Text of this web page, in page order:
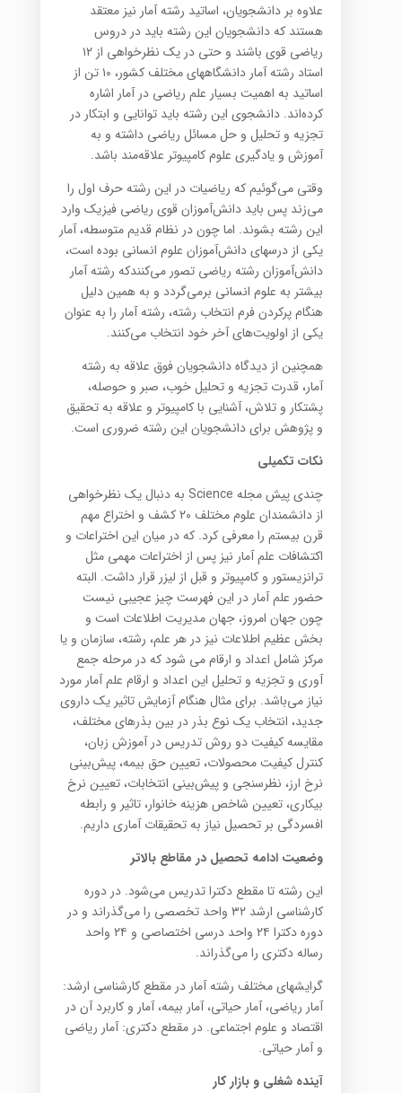
علاوه بر دانشجویان، اساتید رشته آمار نیز معتقد
هستند که دانشجویان این رشته باید در دروس
ریاضی قوی باشند و حتی در یک نظرخواهی از ۱۲
استاد رشته آمار دانشگاههای مختلف کشور، ۱۰ تن از
اساتید به اهمیت بسیار علم ریاضی در آمار اشاره
کرده‌اند. دانشجوی این رشته باید توانایی و ابتکار در
تجزیه و تحلیل و حل مسائل ریاضی داشته و به
آموزش و یادگیری علوم کامپیوتر علاقه‌مند باشد.
وقتی می‌گوئیم که ریاضیات در این رشته حرف اول را
می‌زند پس باید دانش‌آموزان قوی ریاضی فیزیک وارد
این رشته بشوند. اما چون در نظام قدیم متوسطه، آمار
یکی از درسهای دانش‌آموزان علوم انسانی بوده است،
دانش‌آموزان رشته ریاضی تصور می‌کنندکه رشته آمار
بیشتر به علوم انسانی برمی‌گردد و به همین دلیل
هنگام پرکردن فرم انتخاب رشته، رشته آمار را به عنوان
یکی از اولویت‌های آخر خود انتخاب می‌کنند.
همچنین از دیدگاه دانشجویان فوق علاقه‌ به رشته
آمار، قدرت تجزیه و تحلیل خوب، صبر و حوصله،
پشتکار و تلاش،‌ آشنایی با کامپیوتر و علاقه به تحقیق
و پژوهش برای دانشجویان این رشته ضروری است.
نکات تکمیلی
چندی پیش مجله Science به دنبال یک نظرخواهی
از دانشمندان علوم مختلف ۲۰ کشف و اختراع مهم
قرن بیستم را معرفی کرد. که در میان این اختراعات و
اکتشافات علم آمار نیز پس از اختراعات مهمی مثل
ترانزیستور و کامپیوتر و قبل از لیزر قرار داشت. البته
حضور علم آمار در این فهرست چیز عجیبی نیست
چون جهان امروز، جهان مدیریت اطلاعات است و
بخش عظیم اطلاعات نیز در هر علم، رشته‌، سازمان و یا
مرکز شامل اعداد و ارقام می شود که در مرحله جمع
آوری و تجزیه و تحلیل این اعداد و ارقام علم آمار مورد
نیاز می‌باشد. برای مثال هنگام آزمایش تاثیر یک داروی
جدید، انتخاب یک نوع بذر در بین بذرهای مختلف،
مقایسه کیفیت دو روش تدریس در آموزش زبان،
کنترل کیفیت محصولات، تعیین حق بیمه، پیش‌بینی
نرخ ارز، نظرسنجی و پیش‌بینی انتخابات، تعیین نرخ
بیکاری، تعیین شاخص هزینه خانوار، تاثیر و رابطه
افسردگی بر تحصیل نیاز به تحقیقات آماری داریم.
وضعیت ادامه تحصیل در مقاطع بالاتر
این رشته تا مقطع دکترا تدریس می‌شود. در دوره
کارشناسی ارشد ۳۲ واحد تخصصی را می‌گذراند و در
دوره دکترا ۲۴ واحد درسی اختصاصی و ۲۴ واحد
رساله دکتری را می‌گذراند.
گرایشهای مختلف رشته آمار در مقطع کارشناسی ارشد:
آمار ریاضی، آمار حیاتی، آمار بیمه، آمار و کاربرد آن در
اقتصاد و علوم اجتماعی. در مقطع دکتری: آمار ریاضی
و آمار حیاتی.
آینده شغلی و بازار کار